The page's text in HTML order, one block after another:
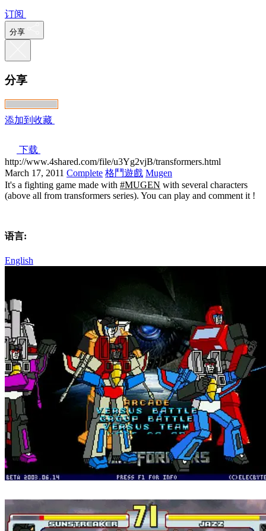
订阅
分享
分享
添加到收藏
下载
http://www.4shared.com/file/u3Yg2vjB/transformers.html
March 17, 2011 Complete 格鬥遊戲 Mugen
It's a fighting game made with #MUGEN with several characters
(above all from transformers series). You can play and comment it !
语言:
English